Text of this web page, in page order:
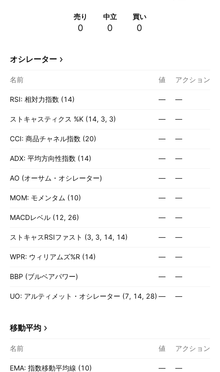
売り
0
中立
0
買い
0
オシレーター
名前 値 アクション
RSI: 相対力指数 (14) — —
ストキャスティクス %K (14, 3, 3) — —
CCI: 商品チャネル指数 (20) — —
ADX: 平均方向性指数 (14) — —
AO (オーサム・オシレーター) — —
MOM: モメンタム (10) — —
MACDレベル (12, 26) — —
ストキャスRSIファスト (3, 3, 14, 14) — —
WPR: ウィリアムズ%R (14) — —
BBP (ブルベアパワー) — —
UO: アルティメット・オシレーター (7, 14, 28) — —
移動平均
名前 値 アクション
EMA: 指数移動平均線 (10) — —